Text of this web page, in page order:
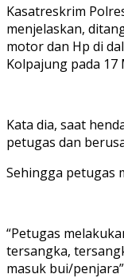
Kasatreskrim
menjelaskan,
motor dan Hp di
Kolpajung pada 17
Kata dia, saat
petugas dan
Sehingga petugas
“Petugas
tersangka,
masuk bui/